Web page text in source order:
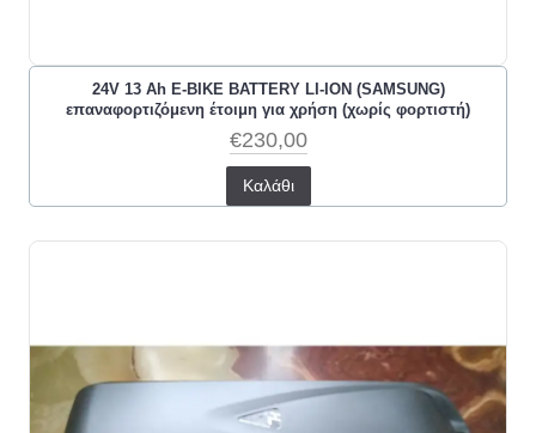
24V 13 Ah E-BIKE BATTERY LI-ION (SAMSUNG)
επαναφορτιζόμενη έτοιμη για χρήση (χωρίς φορτιστή)
€230,00
Καλάθι